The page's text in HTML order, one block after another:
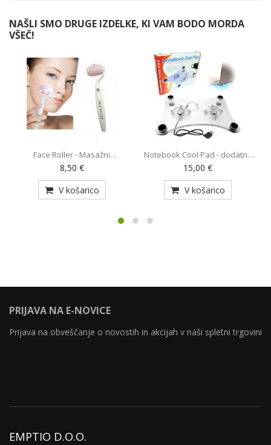
NAŠLI SMO DRUGE IZDELKE, KI VAM BODO MORDA
VŠEČ!
Face Roller - Masažni
pripomoček (AE-820)
8,50 €
V košarico
Notebook Cool Pad - dodatno
hlajenje za prenosnik z 2
ventilatorjema (MY-128)
15,00 €
V košarico
PRIJAVA NA E-NOVICE
Prijava na obveščanje o novostih in akcijah v naši spletni trgovini
EMPTIO D.O.O.